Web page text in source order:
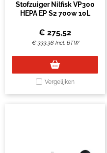
Stofzuiger Nilfisk VP300
HEPA EP S2 700w 10L
€ 275,52
€ 333,38 Incl. BTW
Vergelijken